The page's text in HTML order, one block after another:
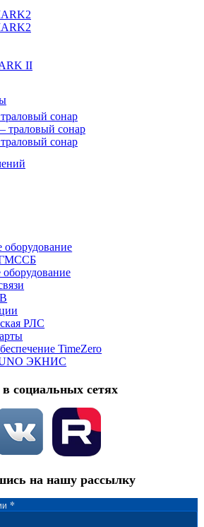
II
сонар
траловый сонар
сонар
ГМССБ
РЛС
TimeZero
ЭКНИС
социальных сетях
на нашу рассылку
*